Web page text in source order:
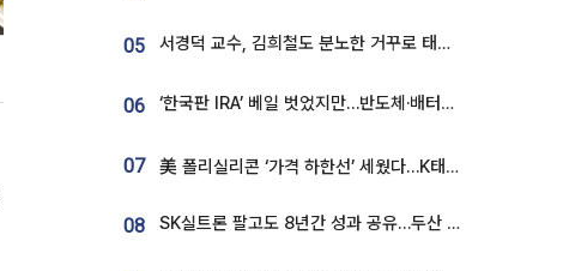
05 서경덕 교수, 김희철도 분노한 거꾸로 태극기⋯"엉터리는 아냐, 아쉬울 뿐"
06 ‘한국판 IRA’ 베일 벗었지만…반도체·배터리 업계 “시행령이 관건”
07 美 폴리실리콘 ‘가격 하한선’ 세웠다…K태양광 수혜 기대
08 SK실트론 팔고도 8년간 성과 공유…두산 인수대금 2.3조가 끝 아냐